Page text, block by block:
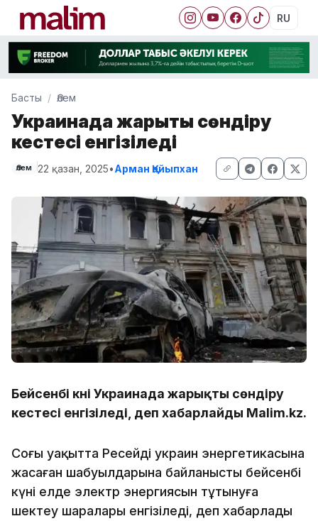
RU
Басты Әлем
Украинада жарықты сөндіру
кестесі енгізіледі
Әлем 22 қазан, 2025•Арман Қайыпхан
Бейсенбі күні Украинада жарықты сөндіру
кестесі енгізіледі, деп хабарлайды Malim.kz.
Соңғы уақытта Ресейдің украин энергетикасына
жасаған шабуылдарына байланысты бейсенбі
күні елде электр энергиясын тұтынуға
шектеу шаралары енгізіледі, деп хабарлады